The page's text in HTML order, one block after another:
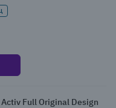
Full Original Design